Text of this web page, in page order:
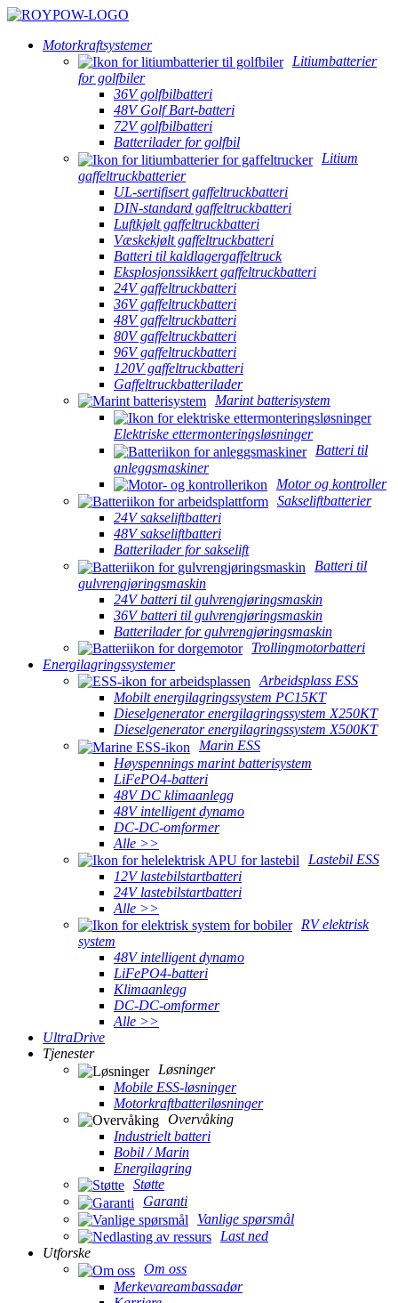
Motorkraftsystemer
Litiumbatterier
for golfbiler
36V golfbilbatteri
48V Golf Bart-batteri
72V golfbilbatteri
Batterilader for golfbil
Litium
gaffeltruckbatterier
UL-sertifisert gaffeltruckbatteri
DIN-standard gaffeltruckbatteri
Luftkjølt gaffeltruckbatteri
Væskekjølt gaffeltruckbatteri
Batteri til kaldlagergaffeltruck
Eksplosjonssikkert gaffeltruckbatteri
24V gaffeltruckbatteri
36V gaffeltruckbatteri
48V gaffeltruckbatteri
80V gaffeltruckbatteri
96V gaffeltruckbatteri
120V gaffeltruckbatteri
Gaffeltruckbatterilader
Marint batterisystem
Elektriske ettermonteringsløsninger
Batteri til
anleggsmaskiner
Motor og kontroller
Sakseliftbatterier
24V sakseliftbatteri
48V sakseliftbatteri
Batterilader for sakselift
Batteri til
gulvrengjøringsmaskin
24V batteri til gulvrengjøringsmaskin
36V batteri til gulvrengjøringsmaskin
Batterilader for gulvrengjøringsmaskin
Trollingmotorbatteri
Energilagringssystemer
Arbeidsplass ESS
Mobilt energilagringssystem PC15KT
Dieselgenerator energilagringssystem X250KT
Dieselgenerator energilagringssystem X500KT
Marin ESS
Høyspennings marint batterisystem
LiFePO4-batteri
48V DC klimaanlegg
48V intelligent dynamo
DC-DC-omformer
Alle >>
Lastebil ESS
12V lastebilstartbatteri
24V lastebilstartbatteri
Alle >>
RV elektrisk
system
48V intelligent dynamo
LiFePO4-batteri
Klimaanlegg
DC-DC-omformer
Alle >>
UltraDrive
Tjenester
Løsninger
Mobile ESS-løsninger
Motorkraftbatteriløsninger
Overvåking
Industrielt batteri
Bobil / Marin
Energilagring
Støtte
Garanti
Vanlige spørsmål
Last ned
Utforske
Om oss
Merkevareambassadør